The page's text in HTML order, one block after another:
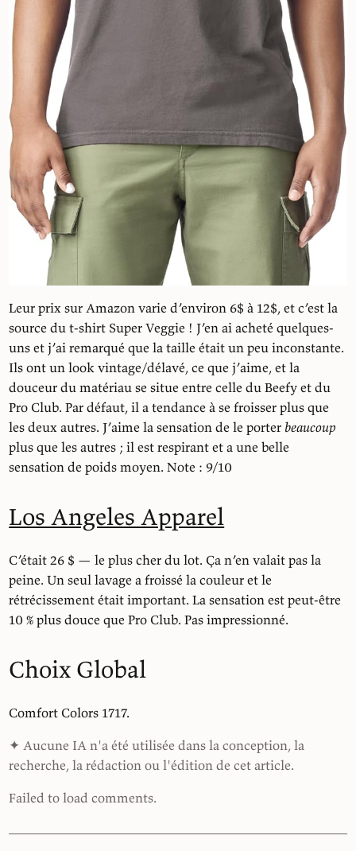
Leur prix sur Amazon varie d’environ 6$ à 12$, et c’est la
source du t-shirt Super Veggie ! J’en ai acheté quelques-
uns et j’ai remarqué que la taille était un peu inconstante.
Ils ont un look vintage/délavé, ce que j’aime, et la
douceur du matériau se situe entre celle du Beefy et du
Pro Club. Par défaut, il a tendance à se froisser plus que
les deux autres. J’aime la sensation de le porter beaucoup
plus que les autres ; il est respirant et a une belle
sensation de poids moyen. Note : 9/10
Los Angeles Apparel
C’était 26 $ — le plus cher du lot. Ça n’en valait pas la
peine. Un seul lavage a froissé la couleur et le
rétrécissement était important. La sensation est peut-être
10 % plus douce que Pro Club. Pas impressionné.
Choix Global
Comfort Colors 1717.
✦ Aucune IA n'a été utilisée dans la conception, la
recherche, la rédaction ou l'édition de cet article.
Failed to load comments.